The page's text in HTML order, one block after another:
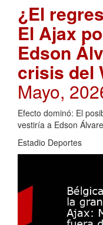
¿El
El Ajax
Edson
crisis del
Mayo,
Efecto dominó: El
vestiría a Edson
Estadio Deportes